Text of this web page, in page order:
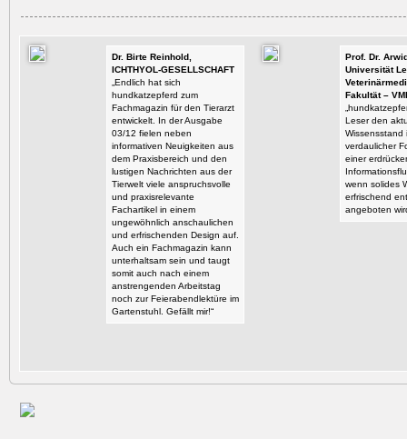
Dr. Birte Reinhold,
ICHTHYOL-GESELLSCHAFT
„Endlich hat sich
hundkatzepferd zum
Fachmagazin für den Tierarzt
entwickelt. In der Ausgabe
03/12 fielen neben
informativen Neuigkeiten aus
dem Praxisbereich und den
lustigen Nachrichten aus der
Tierwelt viele anspruchsvolle
und praxisrelevante
Fachartikel in einem
ungewöhnlich anschaulichen
und erfrischenden Design auf.
Auch ein Fachmagazin kann
unterhaltsam sein und taugt
somit auch nach einem
anstrengenden Arbeitstag
noch zur Feierabendlektüre im
Gartenstuhl. Gefällt mir!“
Prof. Dr.
Universität
Fakultät –
Leser den
Wissensstand
verdaulicher
einer
wenn solides
erfrischend
angeboten